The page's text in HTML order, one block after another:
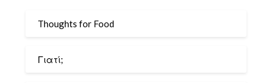
Thoughts for Food
Γιατί;